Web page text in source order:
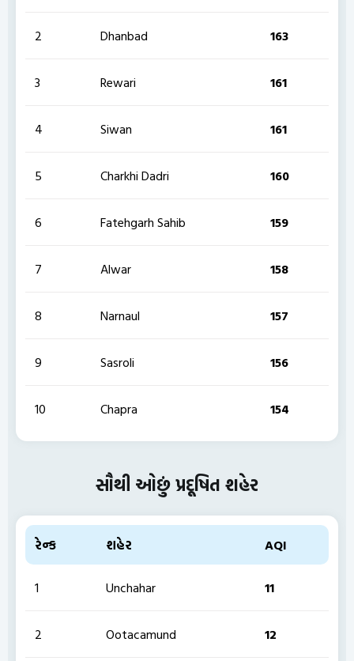
2 Dhanbad 163
3 Rewari 161
4 Siwan 161
5 Charkhi Dadri 160
6 Fatehgarh Sahib 159
7 Alwar 158
8 Narnaul 157
9 Sasroli 156
10 Chapra 154
સૌથી ઓછું પ્રદૂષિત શહેર
રેન્ક શહેર AQI
1 Unchahar 11
2 Ootacamund 12